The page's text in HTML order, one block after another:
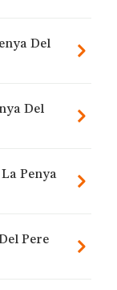
Del
Del
Penya
Pere